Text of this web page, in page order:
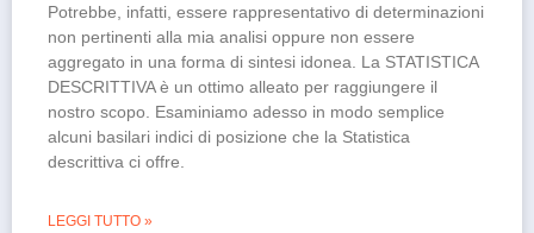
Potrebbe, infatti, essere rappresentativo di determinazioni
non pertinenti alla mia analisi oppure non essere
aggregato in una forma di sintesi idonea. La STATISTICA
DESCRITTIVA è un ottimo alleato per raggiungere il
nostro scopo. Esaminiamo adesso in modo semplice
alcuni basilari indici di posizione che la Statistica
descrittiva ci offre.
LEGGI TUTTO »